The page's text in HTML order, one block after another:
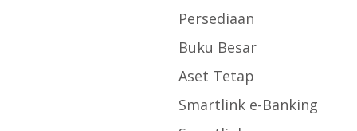
Persediaan
Buku Besar
Aset Tetap
Smartlink e-Banking